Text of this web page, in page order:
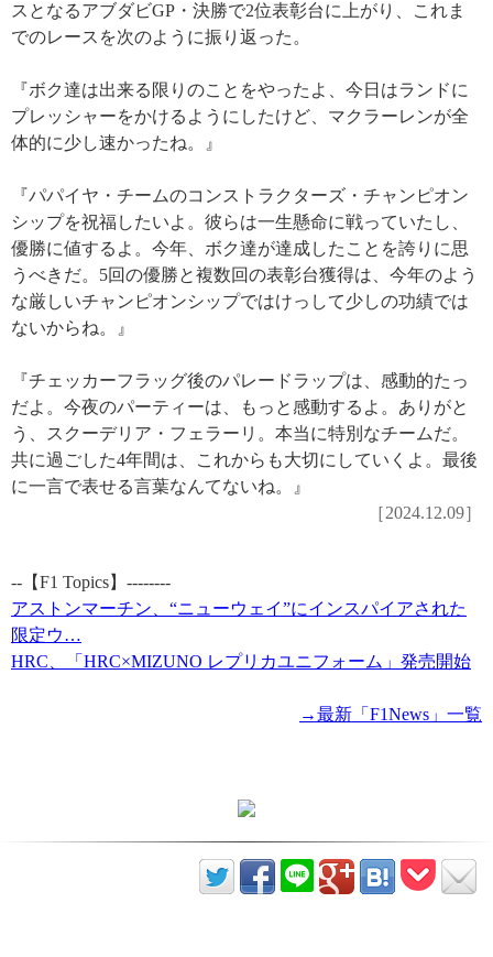
スとなるアブダビGP・決勝で2位表彰台に上がり、これま
でのレースを次のように振り返った。
『ボク達は出来る限りのことをやったよ、今日はランドに
プレッシャーをかけるようにしたけど、マクラーレンが全
体的に少し速かったね。』
『パパイヤ・チームのコンストラクターズ・チャンピオン
シップを祝福したいよ。彼らは一生懸命に戦っていたし、
優勝に値するよ。今年、ボク達が達成したことを誇りに思
うべきだ。5回の優勝と複数回の表彰台獲得は、今年のよう
な厳しいチャンピオンシップではけっして少しの功績では
ないからね。』
『チェッカーフラッグ後のパレードラップは、感動的たっ
だよ。今夜のパーティーは、もっと感動するよ。ありがと
う、スクーデリア・フェラーリ。本当に特別なチームだ。
共に過ごした4年間は、これからも大切にしていくよ。最後
に一言で表せる言葉なんてないね。』
［2024.12.09］
--【F1 Topics】--------
アストンマーチン、“ニューウェイ”にインスパイアされた
限定ウ…
HRC、「HRC×MIZUNO レプリカユニフォーム」発売開始
→最新「F1News」一覧